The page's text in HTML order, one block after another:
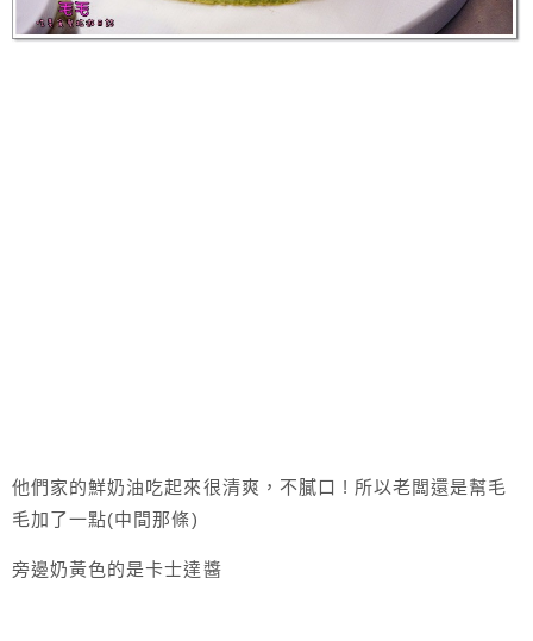
他們家的鮮奶油吃起來很清爽，不膩口 ! 所以老闆還是幫毛
毛加了一點(中間那條)
旁邊奶黃色的是卡士達醬